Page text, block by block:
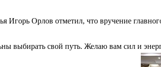
Игорь Орлов отметил, что вручение
выбирать свой путь. Желаю вам сил и